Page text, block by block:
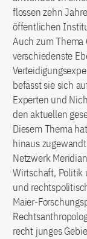
flossen zehn
öffentlichen
Auch zum Thema
verschiedenste
befasst sie sich
Experten und
den aktuellen
Diesem Thema
hinaus
Netzwerk
Wirtschaft, Politik
und
Maier-
recht junges